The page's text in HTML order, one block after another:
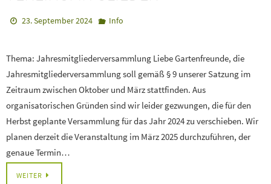
23. September 2024 Info
Thema: Jahresmitgliederversammlung Liebe Gartenfreunde, die
Jahresmitgliederversammlung soll gemäß § 9 unserer Satzung im
Zeitraum zwischen Oktober und März stattfinden. Aus
organisatorischen Gründen sind wir leider gezwungen, die für den
Herbst geplante Versammlung für das Jahr 2024 zu verschieben. Wir
planen derzeit die Veranstaltung im März 2025 durchzuführen, der
genaue Termin…
WEITER